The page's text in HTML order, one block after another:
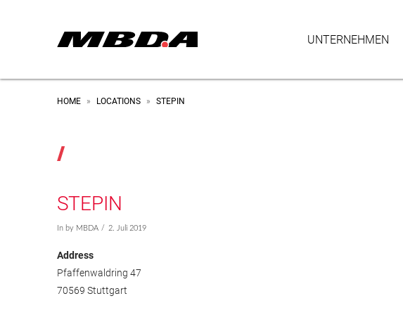
UNTER­NEHMEN
HOME » LOCATIONS » STEPIN
STEPIN
In by MBDA 2. Juli 2019
Address
Pfaffenwaldring 47
70569 Stuttgart